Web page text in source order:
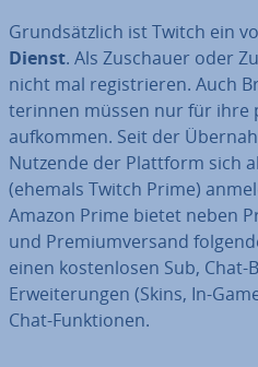
Grund­sätz­lich ist Twitch ein
Dienst. Als Zuschauer oder
nicht mal re­gis­trie­ren. Auch
te­rin­nen müssen nur für ihre
aufkommen. Seit der
Nutzende der Plattform sich
(ehemals Twitch Prime)
Amazon Prime bietet neben
und Pre­mi­um­ver­sand
einen kos­ten­lo­sen Sub, Chat-
Er­wei­te­run­gen (Skins, In-
Chat-Funk­tio­nen.